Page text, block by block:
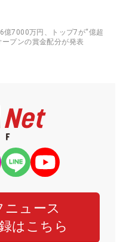
億7000万円、トップ7が“億超
プンの賞金配分が発表
ニュース
はこちら